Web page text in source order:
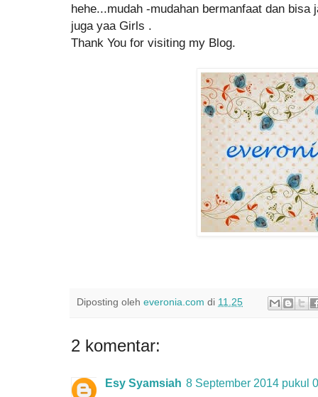
hehe...mudah -mudahan bermanfaat dan bisa
juga yaa Girls .
Thank You for visiting my Blog.
Diposting oleh everonia.com di 11.25
2 komentar:
Esy Syamsiah 8 September 2014 pukul